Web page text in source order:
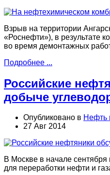
Взрыв на территории
«Роснефти»), в результате
во время демонтажных
Подробнее ...
Российские
добыче
Опубликовано в Нефть
27 Авг 2014
В Москве в начале
для переработки нефти и